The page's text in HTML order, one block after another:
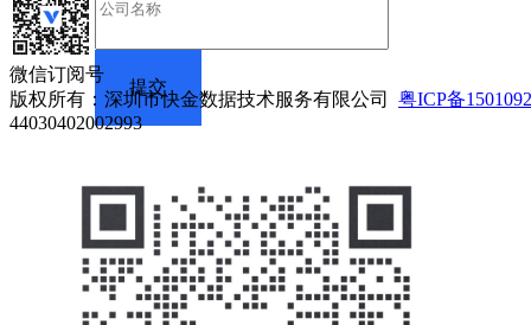
微信订阅号
版权所有：深圳市快金数据技术服务有限公司 粤ICP备
44030402002993